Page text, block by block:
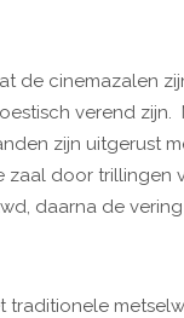
de cinemazalen
verend zijn.
zijn uitgerust
door trillingen
daarna de